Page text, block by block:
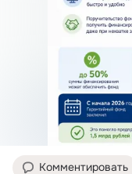
Комментировать